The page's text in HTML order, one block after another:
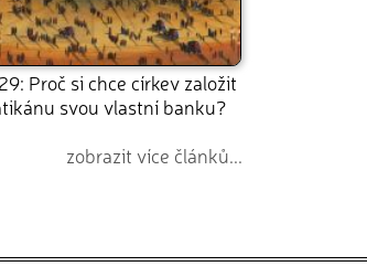
Proč si chce církev založit
svou vlastní banku?
zobrazit více článků...